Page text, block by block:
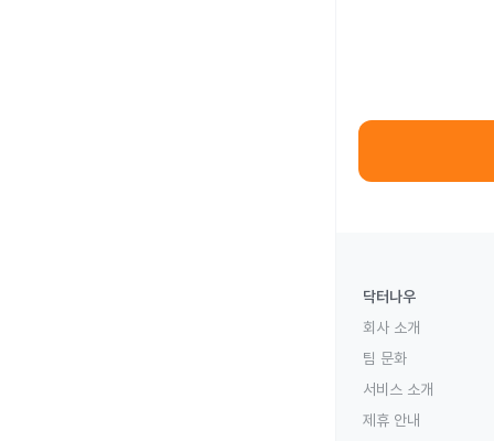
닥터나우
회사 소개
팀 문화
서비스 소개
제휴 안내